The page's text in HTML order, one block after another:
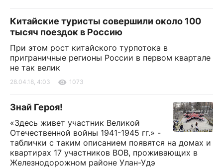
Китайские туристы совершили около 100
тысяч поездок в Россию
При этом рост китайского турпотока в
приграничные регионы России в первом квартале
не так велик
28.04.18, 4:03 1073
Знай Героя!
«Здесь живет участник Великой
Отечественной войны 1941-1945 гг.» -
таблички с таким описанием появятся на домах и
квартирах 17 участников ВОВ, проживающих в
Железнодорожном районе Улан-Удэ